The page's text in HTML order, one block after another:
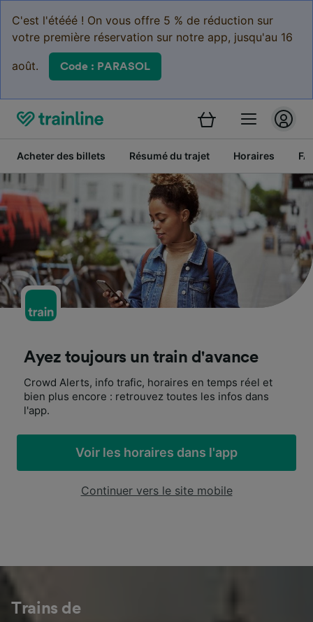
C'est l'étééé ! On vous offre 5 % de réduction sur
votre première réservation sur notre app, jusqu'au 16
août. Code : PARASOL
Acheter des billets Résumé du trajet Horaires
Ayez toujours un train d'avance
Crowd Alerts, info trafic, horaires en temps réel et
bien plus encore : retrouvez toutes les infos dans
l'app.
Voir les horaires dans l'app
Continuer vers le site mobile
Trains de